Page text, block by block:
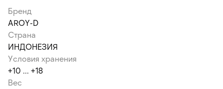
Бренд
AROY-D
Страна
ИНДОНЕЗИЯ
Условия хранения
+10 ... +18
Вес